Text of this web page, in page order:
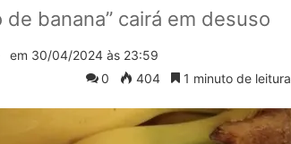
banana” cairá em desuso
em 30/04/2024 às 23:59
0
404 1 minuto de leitura